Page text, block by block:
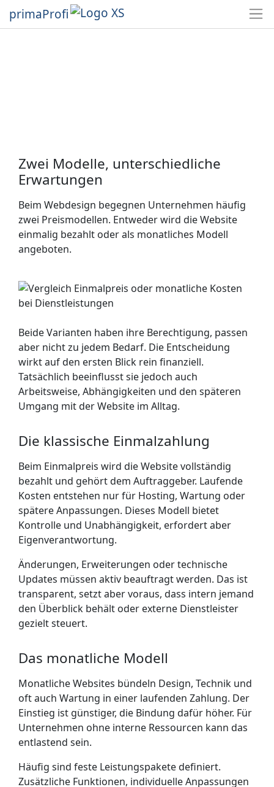
primaProfi
Zwei Modelle, unterschiedliche
Erwartungen
Beim Webdesign begegnen Unternehmen häufig
zwei Preismodellen. Entweder wird die Website
einmalig bezahlt oder als monatliches Modell
angeboten.
Beide Varianten haben ihre Berechtigung, passen
aber nicht zu jedem Bedarf. Die Entscheidung
wirkt auf den ersten Blick rein finanziell.
Tatsächlich beeinflusst sie jedoch auch
Arbeitsweise, Abhängigkeiten und den späteren
Umgang mit der Website im Alltag.
Die klassische Einmalzahlung
Beim Einmalpreis wird die Website vollständig
bezahlt und gehört dem Auftraggeber. Laufende
Kosten entstehen nur für Hosting, Wartung oder
spätere Anpassungen. Dieses Modell bietet
Kontrolle und Unabhängigkeit, erfordert aber
Eigen­verantwortung.
Änderungen, Erweiterungen oder technische
Updates müssen aktiv beauftragt werden. Das ist
transparent, setzt aber voraus, dass intern jemand
den Überblick behält oder externe Dienstleister
gezielt steuert.
Das monatliche Modell
Monatliche Websites bündeln Design, Technik und
oft auch Wartung in einer laufenden Zahlung. Der
Einstieg ist günstiger, die Bindung dafür höher. Für
Unternehmen ohne interne Ressourcen kann das
entlastend sein.
Häufig sind feste Leistungspakete definiert.
Zusätzliche Funktionen, individuelle Anpassungen